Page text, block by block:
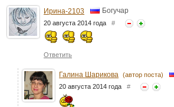
Ирина-2103 Богучар
20 августа 2014 года #
Ответить
Галина Шарикова (автор поста)
20 августа 2014 года #